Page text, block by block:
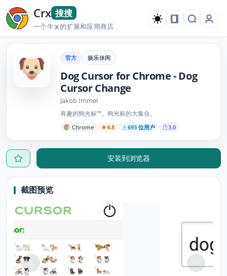
Crx 搜搜
一个牛X的扩展和应用商店
官方 娱乐休闲
Dog Cursor for Chrome - Dog
Cursor Change
Jakob Immel
有趣的狗光标™。狗光标的大集合。
Chrome 4.8 693 位用户 3.0
安装到浏览器
截图预览